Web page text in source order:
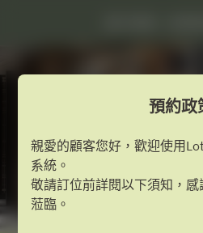
預約政
親愛的顧客您好，歡迎使用
系統。
敬請訂位前詳閱以下須知，
蒞臨。